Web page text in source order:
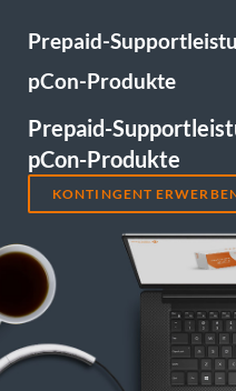
Prepaid-
pCon-Produkte
Prepaid-
pCon-Produkte
KONTINGENT